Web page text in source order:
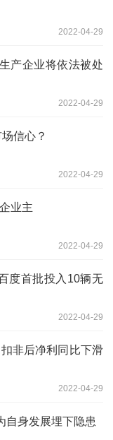
2022-04-29
产企业将依法被处
2022-04-29
信心？
2022-04-29
业主
2022-04-29
度首批投入10辆无
2022-04-29
非后净利同比下滑
2022-04-29
自身发展埋下隐患